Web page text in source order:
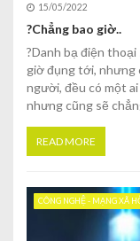
15/05/2022
?Chẳng bao giờ..
?Danh bạ điện thoại
giờ đụng tới, nhưng
người, đều có một
nhưng cũng sẽ
READ MORE
CÔNG NGHỆ - MẠNG XÃ